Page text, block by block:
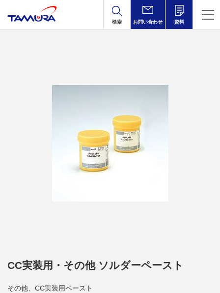
検索 お問い合わせ 資料
CC実装用・その他 ソルダーペースト
その他、CC実装用ペースト